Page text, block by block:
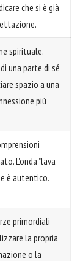
che si è già
spirituale.
una parte di sé
spazio a una
più
L'onda "lava
è autentico.
primordiali
la propria
o la